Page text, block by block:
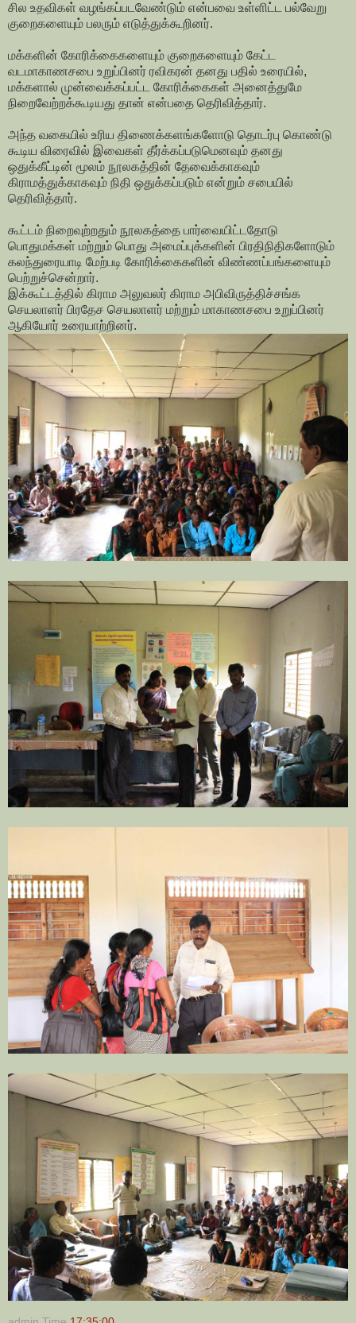
சில உதவிகள் வழங்கப்படவேண்டும் என்பவை உள்ளிட்ட பல்வேறு
குறைகளையும் பலரும் எடுத்துக்கூறினர்.
மக்களின் கோரிக்கைகளையும் குறைகளையும் கேட்ட
வடமாகாணசபை உறுப்பினர் ரவிகரன் தனது பதில் உரையில்,
மக்களால் முன்வைக்கப்பட்ட கோரிக்கைகள் அனைத்துமே
நிறைவேற்றக்கூடியது தான் என்பதை தெரிவித்தார்.
அந்த வகையில் உரிய திணைக்களங்களோடு தொடர்பு கொண்டு
கூடிய விரைவில் இவைகள் தீர்க்கப்படுமெனவும் தனது
ஒதுக்கீட்டின் மூலம் நூலகத்தின் தேவைக்காகவும்
கிராமத்துக்காகவும் நிதி ஒதுக்கப்படும் என்றும் சபையில்
தெரிவித்தார்.
கூட்டம் நிறைவுற்றதும் நூலகத்தை பார்வையிட்டதோடு
பொதுமக்கள் மற்றும் பொது அமைப்புக்களின் பிரதிநிதிகளோடும்
கலந்துரையாடி மேற்படி கோரிக்கைகளின் விண்ணப்பங்களையும்
பெற்றுச்சென்றார்.
இக்கூட்டத்தில் கிராம அலுவலர் கிராம அபிவிருத்திச்சங்க
செயலாளர் பிரதேச செயலாளர் மற்றும் மாகாணசபை உறுப்பினர்
ஆகியோர் உரையாற்றினர்.